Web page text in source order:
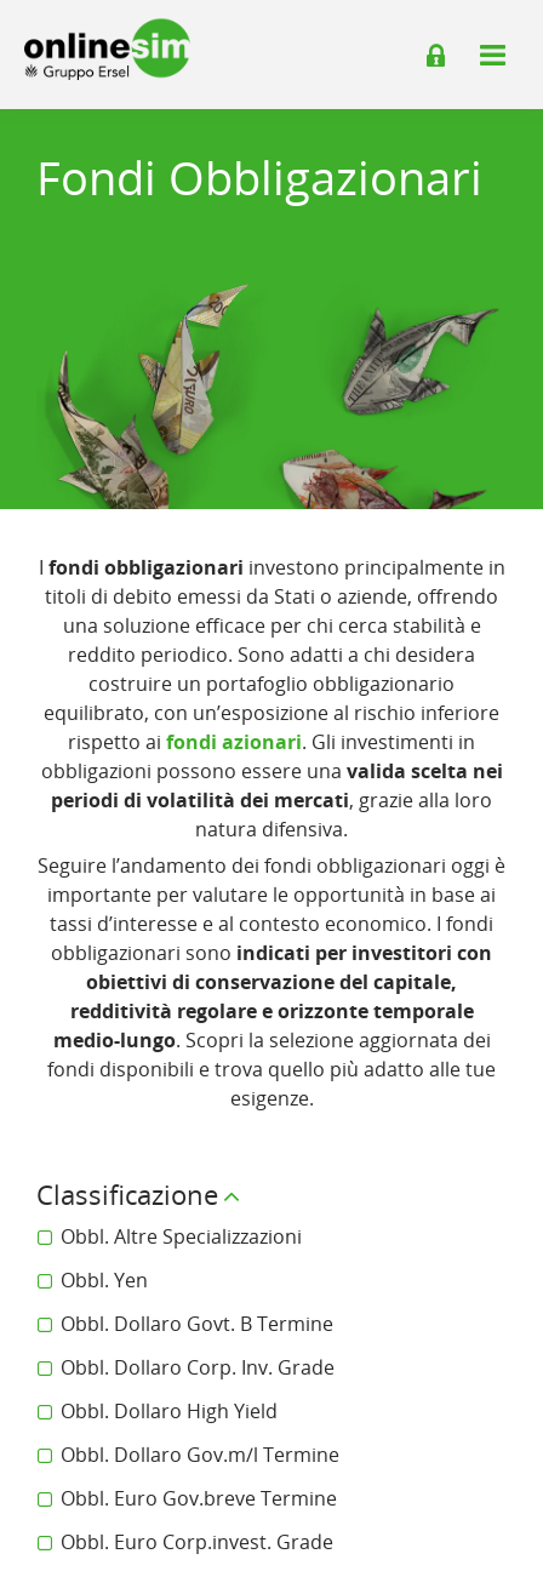
Fondi Obbligazionari
I fondi obbligazionari investono principalmente in
titoli di debito emessi da Stati o aziende, offrendo
una soluzione efficace per chi cerca stabilità e
reddito periodico. Sono adatti a chi desidera
costruire un portafoglio obbligazionario
equilibrato, con un’esposizione al rischio inferiore
rispetto ai fondi azionari. Gli investimenti in
obbligazioni possono essere una valida scelta nei
periodi di volatilità dei mercati, grazie alla loro
natura difensiva.
Seguire l’andamento dei fondi obbligazionari oggi è
importante per valutare le opportunità in base ai
tassi d’interesse e al contesto economico. I fondi
obbligazionari sono indicati per investitori con
obiettivi di conservazione del capitale,
redditività regolare e orizzonte temporale
medio-lungo. Scopri la selezione aggiornata dei
fondi disponibili e trova quello più adatto alle tue
esigenze.
Classificazione
Obbl. Altre Specializzazioni
Obbl. Yen
Obbl. Dollaro Govt. B Termine
Obbl. Dollaro Corp. Inv. Grade
Obbl. Dollaro High Yield
Obbl. Dollaro Gov.m/l Termine
Obbl. Euro Gov.breve Termine
Obbl. Euro Corp.invest. Grade